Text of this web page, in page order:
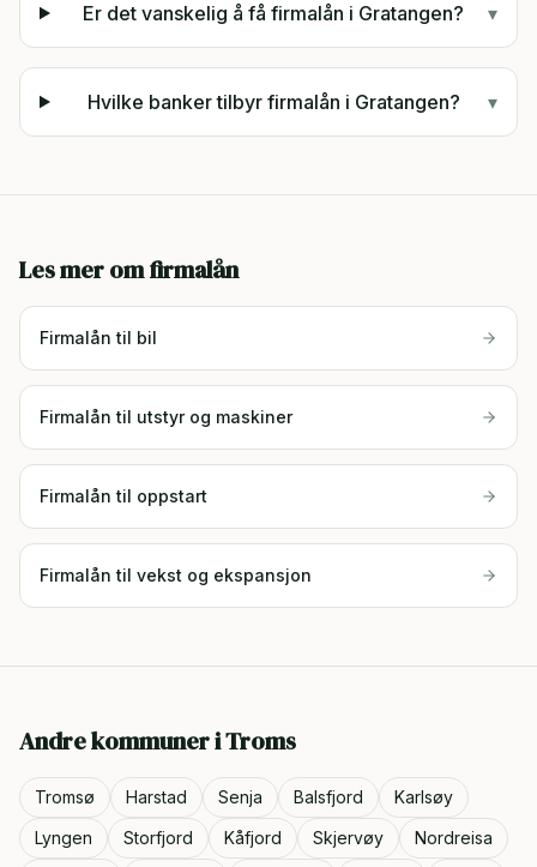
Er det vanskelig å få firmalån i Gratangen? ▾
Hvilke banker tilbyr firmalån i Gratangen? ▾
Les mer om firmalån
Firmalån til bil
Firmalån til utstyr og maskiner
Firmalån til oppstart
Firmalån til vekst og ekspansjon
Andre kommuner iTroms
Tromsø Harstad Senja Balsfjord
Karlsøy
Lyngen
Storfjord Kåfjord Skjervøy
Nordreisa